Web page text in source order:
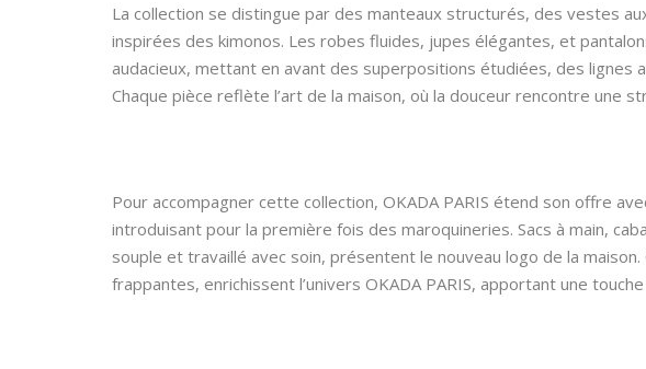
La collection se distingue par des manteaux structurés, des vestes
inspirées des kimonos. Les robes fluides, jupes élégantes, et
audacieux, mettant en avant des superpositions étudiées, des lignes
Chaque pièce reflète l’art de la maison, où la douceur rencontre une
Pour accompagner cette collection, OKADA PARIS étend son offre
introduisant pour la première fois des maroquineries. Sacs à main,
souple et travaillé avec soin, présentent le nouveau logo de la
frappantes, enrichissent l’univers OKADA PARIS, apportant une